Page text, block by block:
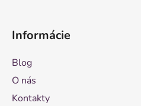
Informácie
Blog
O nás
Kontakty